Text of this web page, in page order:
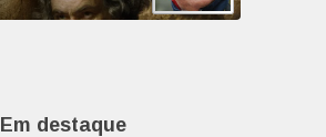
Em destaque